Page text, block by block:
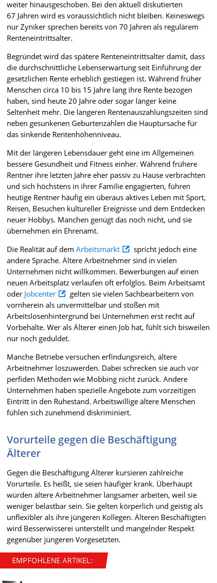
weiter hinausgeschoben. Bei den aktuell diskutierten
67 Jahren wird es voraussichtlich nicht bleiben. Keineswegs
nur Zyniker sprechen bereits von 70 Jahren als regulärem
Renteneintrittsalter.
Begründet wird das spätere Renteneintrittsalter damit, dass
die durchschnittliche Lebenserwartung seit Einführung der
gesetzlichen Rente erheblich gestiegen ist. Während früher
Menschen circa 10 bis 15 Jahre lang ihre Rente bezogen
haben, sind heute 20 Jahre oder sogar länger keine
Seltenheit mehr. Die längeren Rentenauszahlungszeiten sind
neben gesunkenen Geburtenzahlen die Hauptursache für
das sinkende Rentenhöhenniveau.
Mit der längeren Lebensdauer geht eine im Allgemeinen
bessere Gesundheit und Fitness einher. Während frühere
Rentner ihre letzten Jahre eher passiv zu Hause verbrachten
und sich höchstens in ihrer Familie engagierten, führen
heutige Rentner häufig ein überaus aktives Leben mit Sport,
Reisen, Besuchen kultureller Ereignisse und dem Entdecken
neuer Hobbys. Manchen genügt das noch nicht, und sie
übernehmen ein Ehrenamt.
Die Realität auf dem Arbeitsmarkt
spricht jedoch eine
andere Sprache. Ältere Arbeitnehmer sind in vielen
Unternehmen nicht willkommen. Bewerbungen auf einen
neuen Arbeitsplatz verlaufen oft erfolglos. Beim Arbeitsamt
oder Jobcenter
gelten sie vielen Sachbearbeitern von
vornherein als unvermittelbar und stoßen mit
Arbeitslosenhintergrund bei Unternehmen erst recht auf
Vorbehalte. Wer als Älterer einen Job hat, fühlt sich bisweilen
nur noch geduldet.
Manche Betriebe versuchen erfindungsreich, ältere
Arbeitnehmer loszuwerden. Dabei schrecken sie auch vor
perfiden Methoden wie Mobbing nicht zurück. Andere
Unternehmen haben spezielle Angebote zum vorzeitigen
Eintritt in den Ruhestand. Arbeitswillige ältere Menschen
fühlen sich zunehmend diskriminiert.
Vorurteile gegen die Beschäftigung
Älterer
Gegen die Beschäftigung Älterer kursieren zahlreiche
Vorurteile. Es heißt, sie seien häufiger krank. Überhaupt
würden ältere Arbeitnehmer langsamer arbeiten, weil sie
weniger belastbar sein. Sie gelten körperlich und geistig als
unflexibler als ihre jüngeren Kollegen. Älteren Beschäftigten
wird Besserwisserei unterstellt und mangelnder Respekt
gegenüber jüngeren Vorgesetzten.
EMPFOHLENE ARTIKEL: